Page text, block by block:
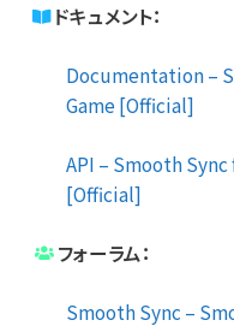
ドキュメント：
Documentation –
Game [Official]
API – Smooth
[Official]
フォーラム：
Smooth Sync –